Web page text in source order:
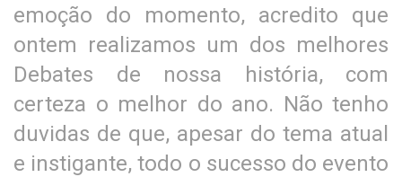
emoção do momento, acredito que
ontem realizamos um dos melhores
Debates de nossa história, com
certeza o melhor do ano. Não tenho
duvidas de que, apesar do tema atual
e instigante, todo o sucesso do evento